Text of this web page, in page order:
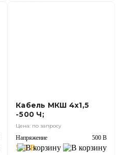
500 В
Кабель МКШ 4х1,5
-500 Ч;
Цена: по запросу
Напряжение 500 В